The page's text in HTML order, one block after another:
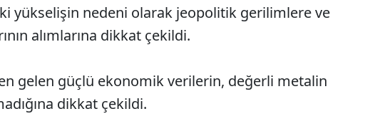
yükselişin nedeni olarak jeopolitik gerilimlere ve
alımlarına dikkat çekildi.
gelen güçlü ekonomik verilerin, değerli metalin
dikkat çekildi.